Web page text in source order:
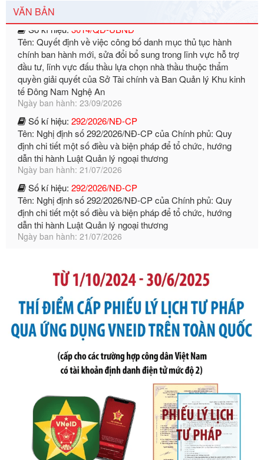
VĂN BẢN
chính ban hành mới, sửa đổi bổ sung trong lĩnh vực hỗ trợ
đầu tư, lĩnh vực đấu thầu lựa chọn nhà thầu thuộc thẩm
quyền giải quyết của Sở Tài chính và Ban Quản lý Khu kinh
tế Đông Nam Nghệ An
Ngày ban hành: 23/09/2026
Số kí hiệu:292/2026/NĐ-CP
Tên: Nghị định số 292/2026/NĐ-CP của Chính phủ: Quy
định chi tiết một số điều và biện pháp để tổ chức, hướng
Ngày ban hành: 21/07/2026
Số kí hiệu:292/2026/NĐ-CP
Tên: Nghị định số 292/2026/NĐ-CP của Chính phủ: Quy
định chi tiết một số điều và biện pháp để tổ chức, hướng
Ngày ban hành: 21/07/2026
Số kí hiệu:105/2026/TT-BTC
Tên: Thông tư số 105/2026/TT-BTC của Bộ Tài chính: Bãi
bỏ Thông tư số 87/2019/TT- BТC ngày 19 tháng 12 năm
Ngày ban hành: 21/07/2026
Số kí hiệu:
291/2026/NĐ-CP
Tên: Nghị định số 291/2026/NĐ-CP của Chính phủ: Sửa
đổi, bổ sung một số điều của Nghị định số 125/2020/NĐ-СР
ngày 19 tháng 10 năm 2020 của Chính phủ quy định xử
phạt vi phạm hành chính về thuế, hóa đơn được sửa đổi, bổ
sung bởi Nghị định số 102/2021/NĐ-CP
Ngày ban hành: 20/07/2026
2303/QĐ-UBND
Tên: Quyết định công bố Danh mục thủ tục hành chính mới
ban hành, được sửa đổi, bổ sung, bị bãi bỏ và phê duyệt
Quy trình nội bộ, quy trình điện tử giải quyết thủ tục hành
chính trong một số lĩnh vực thuộc phạm vi chức năng quản
lý của Sở Văn hóa, Thể tha
Ngày ban hành: 01/06/2026